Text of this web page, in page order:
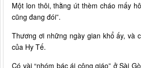
Một lon thôi, thằng út thèm cháo mấy
cũng đang đói”.
Thương ơi những ngày gian khổ ấy, và
của Hy Tế.
Có vài “nhóm bác ái công giáo” ở Sài